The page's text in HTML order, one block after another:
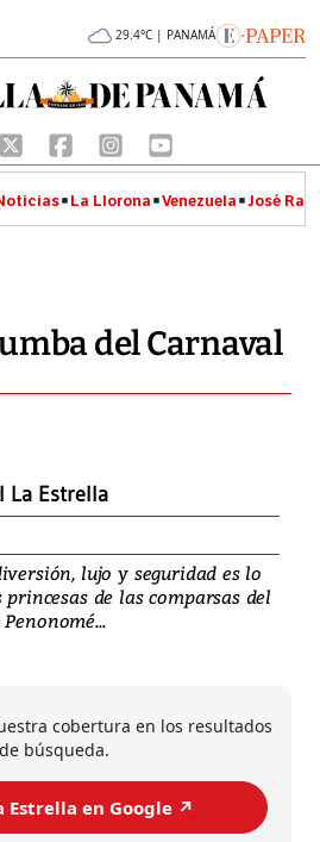
29.4°C | PANAMÁ
La Llorona Venezuela José
del Carnaval
La Estrella
lujo y seguridad es lo
de las comparsas del
cobertura en los resultados
de búsqueda.
Estrella en Google ↗️